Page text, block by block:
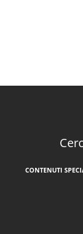
CONTENUTI